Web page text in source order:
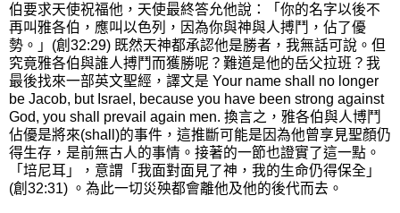
伯要求天使祝福他，天使最終答允他說：「你的名字以後不
再叫雅各伯，應叫以色列，因為你與神與人搏鬥，佔了優
勢。」(創32:29) 既然天神都承認他是勝者，我無話可說。但
究竟雅各伯與誰人搏鬥而獲勝呢？難道是他的岳父拉班？我
最後找來一部英文聖經，譯文是 Your name shall no longer
be Jacob, but Israel, because you have been strong against
God, you shall prevail again men. 換言之，雅各伯與人博鬥
佔優是將來(shall)的事件，這推斷可能是因為他曾享見聖顏仍
得生存，是前無古人的事情。接著的一節也證實了這一點。
「培尼耳」，意謂「我面對面見了神，我的生命仍得保全」
(創32:31) 。為此一切災殃都會離他及他的後代而去。